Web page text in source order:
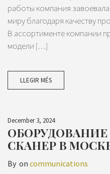
работы компания
миру благодаря качеству
В ассортименте компании
модели […]
LLEGIR MÉS
December 3, 2024
ОБОРУДОВАНИЕ
СКАНЕР В
By on communications